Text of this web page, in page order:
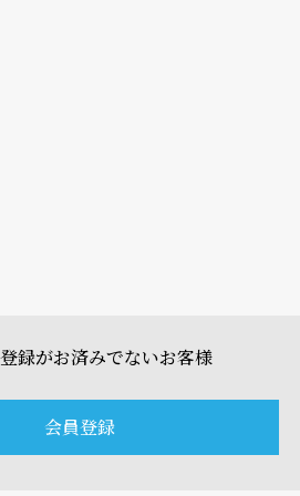
録がお済みでないお客様
会員登録